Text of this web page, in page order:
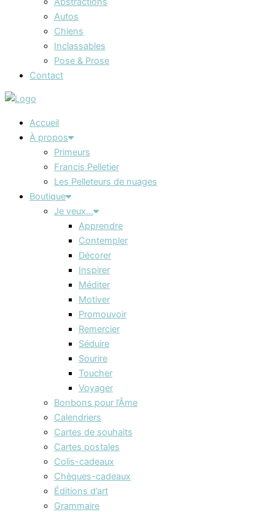
Autos
Chiens
Inclassables
Pose & Prose
Contact
Accueil
À propos
Primeurs
Francis Pelletier
Les Pelleteurs de nuages
Boutique
Je veux…
Apprendre
Contempler
Décorer
Inspirer
Méditer
Motiver
Promouvoir
Remercier
Séduire
Sourire
Toucher
Voyager
Bonbons pour l’Âme
Calendriers
Cartes de souhaits
Cartes postales
Colis-cadeaux
Chèques-cadeaux
Éditions d’art
Grammaire